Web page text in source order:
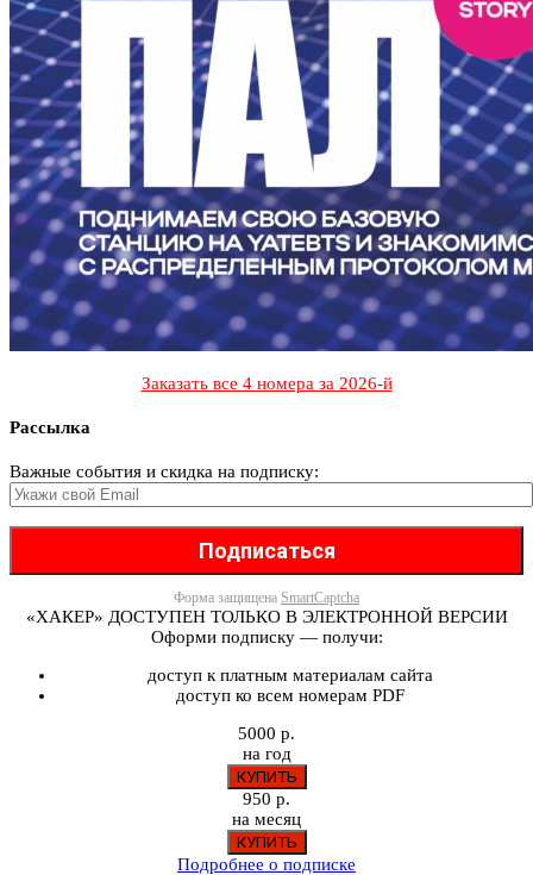
Заказать все 4 номера за 2026-й
Рассылка
Важные события и скидка на подписку:
Форма защищена SmartCaptcha
«ХАКЕР» ДОСТУПЕН ТОЛЬКО В ЭЛЕКТРОННОЙ ВЕРСИИ
Оформи подписку — получи:
доступ к платным материалам сайта
доступ ко всем номерам PDF
5000 р.
на год
950 р.
на месяц
Подробнее о подписке